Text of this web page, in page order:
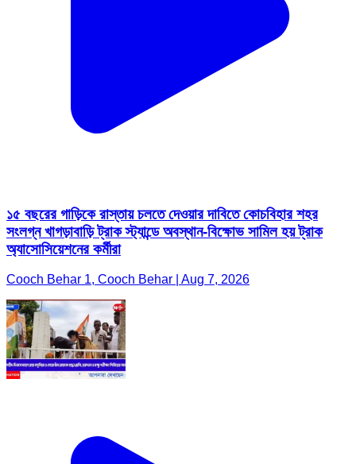
১৫ বছরের গাড়িকে রাস্তায় চলতে দেওয়ার দাবিতে কোচবিহার শহর
সংলগ্ন খাগড়াবাড়ি ট্রাক স্ট্যান্ডে অবস্থান-বিক্ষোভ সামিল হয় ট্রাক
অ্যাসোসিয়েশনের কর্মীরা
Cooch Behar 1, Cooch Behar | Aug 7, 2026